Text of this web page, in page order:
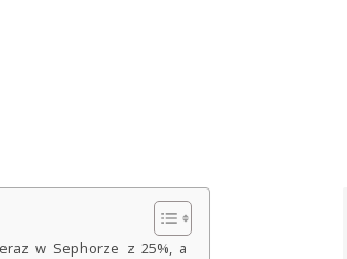
w Sephorze z 25%, a